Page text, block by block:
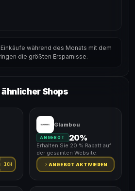
Einkäufe während des Monats mit dem
die größten Ersparnisse.
Shops
ICH
Glambou
ANGEBOT 20%
Erhalten Sie 20 % Rabatt auf
der gesamten Website.
ANGEBOT AKTIVIEREN